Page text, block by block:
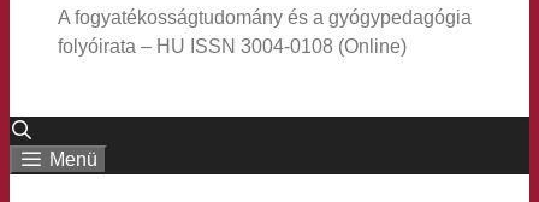
A fogyatékosságtudomány és a gyógypedagógia
folyóirata – HU ISSN 3004-0108 (Online)
Menü